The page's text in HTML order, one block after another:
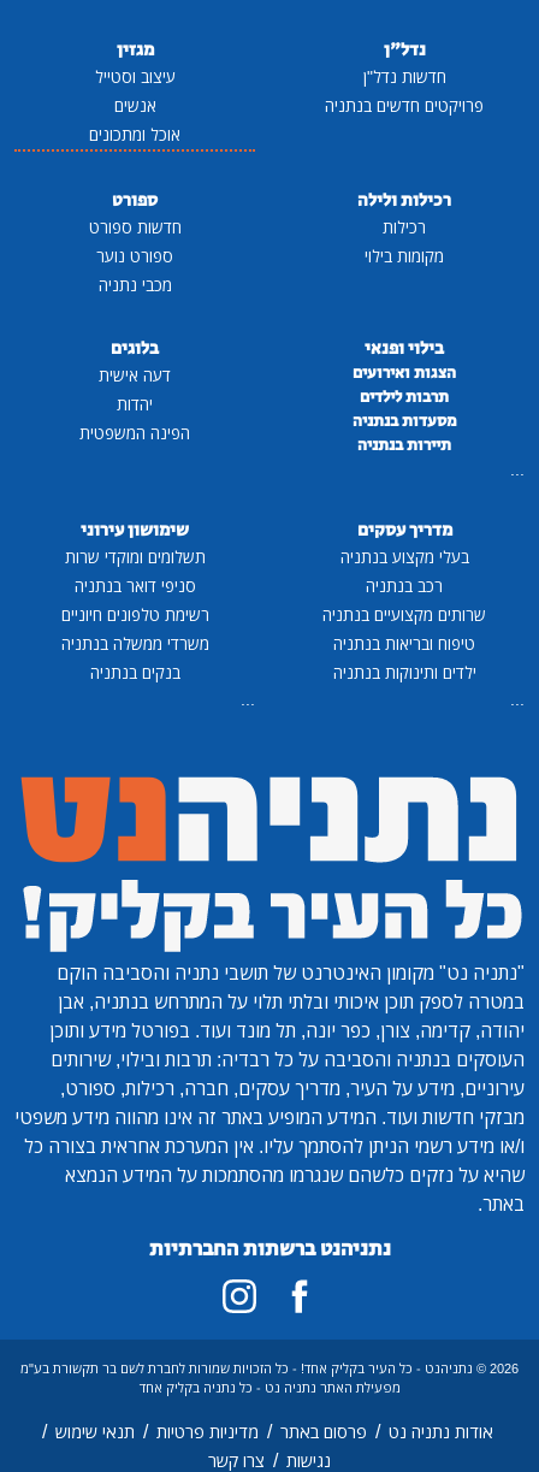
נדל"ן
חדשות נדל"ן
פרויקטים חדשים בנתניה
מגזין
עיצוב וסטייל
אנשים
אוכל ומתכונים
רכילות ולילה
רכילות
מקומות בילוי
ספורט
חדשות ספורט
ספורט נוער
מכבי נתניה
בילוי ופנאי
הצגות ואירועים
תרבות לילדים
מסעדות בנתניה
תיירות בנתניה
בלוגים
דעה אישית
יהדות
הפינה המשפטית
מדריך עסקים
בעלי מקצוע בנתניה
רכב בנתניה
שרותים מקצועיים בנתניה
טיפוח ובריאות בנתניה
ילדים ותינוקות בנתניה
שימושון עירוני
תשלומים ומוקדי שרות
סניפי דואר בנתניה
רשימת טלפונים חיוניים
משרדי ממשלה בנתניה
בנקים בנתניה
"נתניה נט" מקומון האינטרנט של תושבי נתניה והסביבה הוקם
במטרה לספק תוכן איכותי ובלתי תלוי על המתרחש בנתניה, אבן
יהודה, קדימה, צורן, כפר יונה, תל מונד ועוד. בפורטל מידע ותוכן
העוסקים בנתניה והסביבה על כל רבדיה: תרבות ובילוי, שירותים
עירוניים, מידע על העיר, מדריך עסקים, חברה, רכילות, ספורט,
מבזקי חדשות ועוד. המידע המופיע באתר זה אינו מהווה מידע משפטי
ו/או מידע רשמי הניתן להסתמך עליו. אין המערכת אחראית בצורה כל
שהיא על נזקים כלשהם שנגרמו מהסתמכות על המידע הנמצא
באתר.
נתניהנט ברשתות החברתיות
2026 © נתניהנט - כל העיר בקליק אחד! - כל הזכויות שמורות לחברת לשם בר תקשורת בע"מ
מפעילת האתר נתניה נט - כל נתניה בקליק אחד
אודות נתניה נט / פרסום באתר / מדיניות פרטיות / תנאי שימוש /
נגישות / צרו קשר